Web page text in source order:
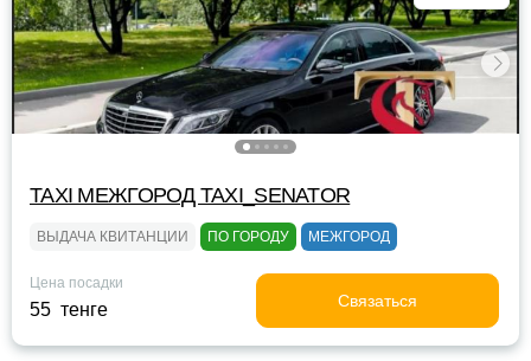
TAXI МЕЖГОРОД TAXI_SENATOR
ВЫДАЧА КВИТАНЦИИ ПО ГОРОДУ МЕЖГОРОД
Цена посадки
55 тенге Связаться